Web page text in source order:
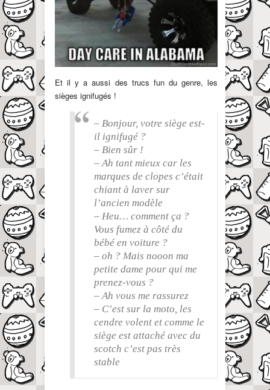
Et il y a aussi des trucs fun du genre, les
sièges ignifugés !
– Bonjour, votre siège est-
il ignifugé ?
– Bien sûr !
– Ah tant mieux car les
marques de clopes c’était
chiant à laver sur
l’ancien modèle
– Heu… comment ça ?
Vous fumez à côté du
bébé en voiture ?
– oh ? Mais nooon ma
petite dame pour qui me
prenez-vous ?
– Ah vous me rassurez
– C’est sur la moto, les
cendre volent et comme le
siège est attaché avec du
scotch c’est pas très
stable